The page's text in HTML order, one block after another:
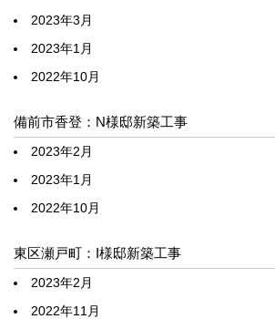
2023年3月
2023年1月
2022年10月
備前市香登：N様邸新築工事
2023年2月
2023年1月
2022年10月
東区瀬戸町：I様邸新築工事
2023年2月
2022年11月